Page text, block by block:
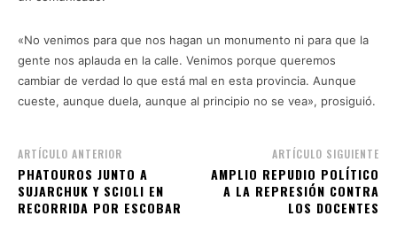
«No venimos para que nos hagan un monumento ni para que la
gente nos aplauda en la calle. Venimos porque queremos
cambiar de verdad lo que está mal en esta provincia. Aunque
cueste, aunque duela, aunque al principio no se vea», prosiguió.
ARTÍCULO ANTERIOR
PHATOUROS JUNTO A
SUJARCHUK Y SCIOLI EN
RECORRIDA POR ESCOBAR
ARTÍCULO SIGUIENTE
AMPLIO REPUDIO POLÍTICO
A LA REPRESIÓN CONTRA
LOS DOCENTES